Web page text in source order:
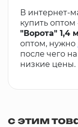
В интернет-
купить оптом
"Ворота" 1,4
оптом, нужно
после чего
низкие цены.
с этим